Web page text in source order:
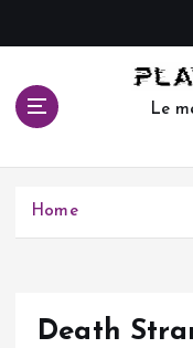
c
Le
Home
Death